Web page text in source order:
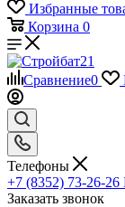
Избранные
Корзина 0
Сравнение0
Телефоны
+7 (8352) 73-26-26
Заказать звонок